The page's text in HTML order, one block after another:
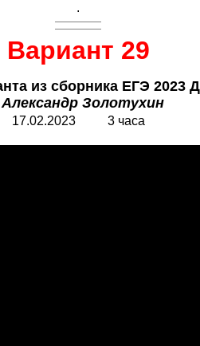
.
Вариант 29
из сборника ЕГЭ 2023
Александр Золотухин
17.02.2023 3 часа